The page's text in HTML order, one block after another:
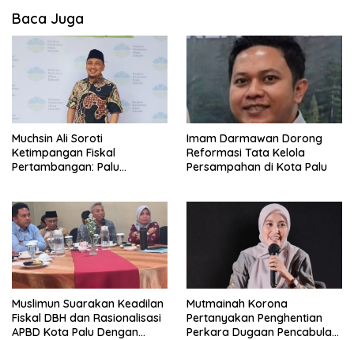
Baca Juga
Muchsin Ali Soroti
Ketimpangan Fiskal
Pertambangan: Palu
Imam Darmawan Dorong
Reformasi Tata Kelola
Persampahan di Kota Palu
Muslimun Suarakan Keadilan
Fiskal DBH dan Rasionalisasi
APBD Kota Palu Dengan
Mutmainah Korona
Pertanyakan Penghentian
Perkara Dugaan Pencabulan